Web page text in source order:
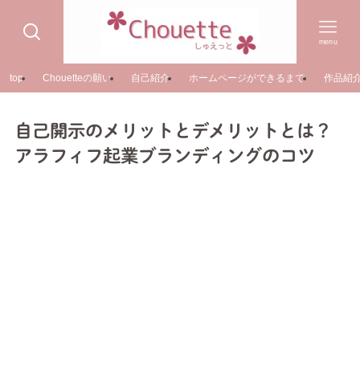
menu
top Chouetteの願い 自己紹介 ホームページができるまで 作品紹
自己開示のメリットとデメリットとは？
アラフィフ起業ブランディングのコツ